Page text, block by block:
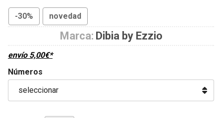
-30% novedad
Marca: Dibia by Ezzio
envío 5,00€*
Números